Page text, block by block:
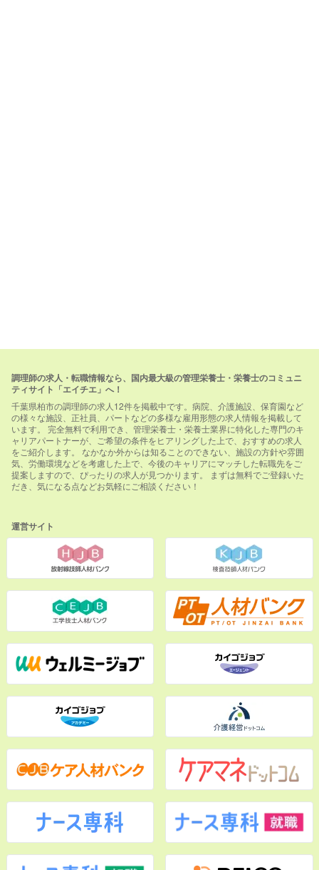
調理師の求人・転職情報なら、国内最大級の管理栄養士・栄養士のコミュニ
ティサイト「エイチエ」へ！
千葉県柏市の調理師の求人12件を掲載中です。病院、介護施設、保育園など
の様々な施設、正社員、パートなどの多様な雇用形態の求人情報を掲載して
います。 完全無料で利用でき、管理栄養士・栄養士業界に特化した専門のキ
ャリアパートナーが、ご希望の条件をヒアリングした上で、おすすめの求人
をご紹介します。 なかなか外からは知ることのできない、施設の方針や雰囲
気、労働環境などを考慮した上で、今後のキャリアにマッチした転職先をご
提案しますので、ぴったりの求人が見つかります。 まずは無料でご登録いた
だき、気になる点などお気軽にご相談ください！
運営サイト